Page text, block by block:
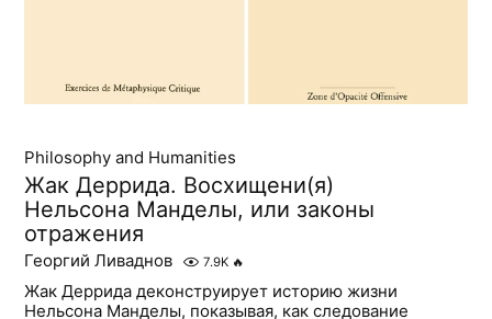
Philosophy and Humanities
Жак Деррида. Восхищени(я)
Нельсона Манделы, или законы
отражения
Георгий Ливаднов 7.9K 🔥
Жак Деррида деконструирует историю жизни
Нельсона Манделы, показывая, как следование